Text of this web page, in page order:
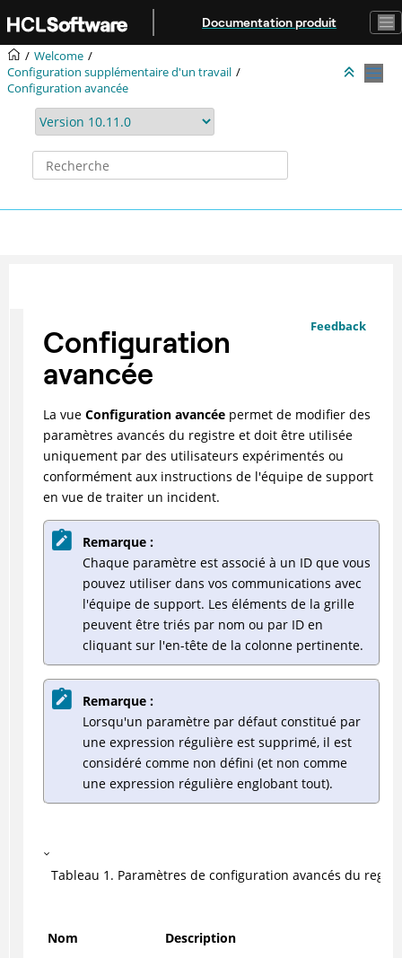
Aller au contenu principal
Documentation produit
Welcome
Configuration supplémentaire d'un travail
Configuration avancée
Feedback
Configuration
avancée
La vue Configuration avancéepermet de modifier des
paramètres avancés du registre et doit être utilisée
uniquement par des utilisateurs expérimentés ou
conformément aux instructions de l'équipe de support
en vue de traiter un incident.
Remarque :
Chaque paramètre est associé à un ID que vous
pouvez utiliser dans vos communications avec
l'équipe de support. Les éléments de la grille
peuvent être triés par nom ou par ID en
cliquant sur l'en-tête de la colonne pertinente.
Remarque :
Lorsqu'un paramètre par défaut constitué par
une expression régulière est supprimé, il est
considéré comme non défini (et non comme
une expression régulière englobant tout).
Tableau 1 . Paramètres de configuration avancés du
Nom Description